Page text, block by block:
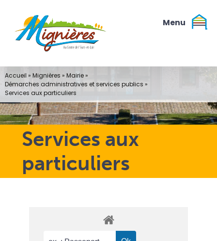
contenu
Services aux
particuliers
Accueil » Mignières » Mairie»
Démarches administratives et services publics »
Services aux particuliers